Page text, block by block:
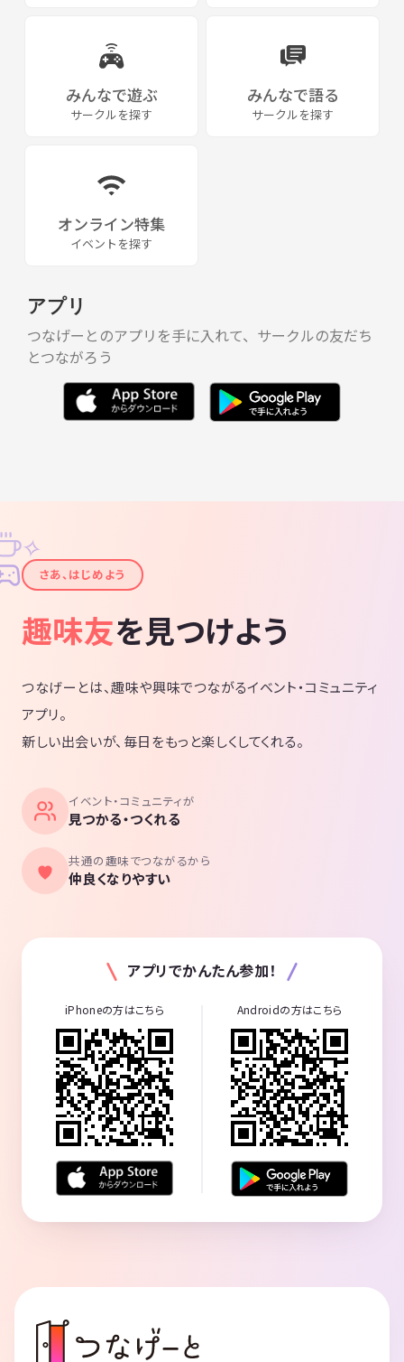
みんなで遊ぶ
サークルを探す
みんなで語る
サークルを探す
オンライン特集
イベントを探す
アプリ
つなげーとのアプリを手に入れて、サークルの友だち
とつながろう
✦
✧
さあ、はじめよう
趣味友を見つけよう
つなげーとは、趣味や興味でつながるイベント・コミュニティ
アプリ。
新しい出会いが、毎日をもっと楽しくしてくれる。
イベント・コミュニティが
見つかる・つくれる
共通の趣味でつながるから
仲良くなりやすい
アプリでかんたん参加！
iPhoneの方はこちら Androidの方はこちら